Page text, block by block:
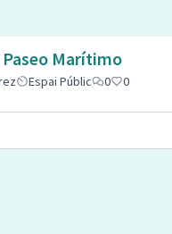
Marítimo
Espai Públic 0 0